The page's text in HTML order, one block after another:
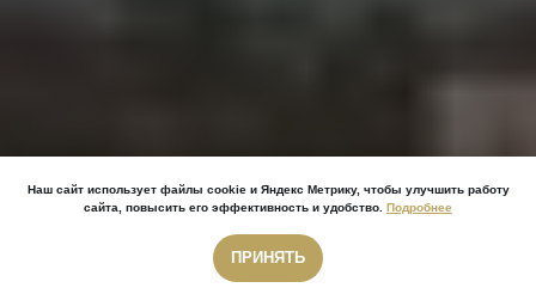
Звонок бесплатный
Наш сайт использует файлы cookie и Яндекс Метрику, чтобы улучшить работу
сайта, повысить его эффективность и удобство. Подробнее
ПРИНЯТЬ